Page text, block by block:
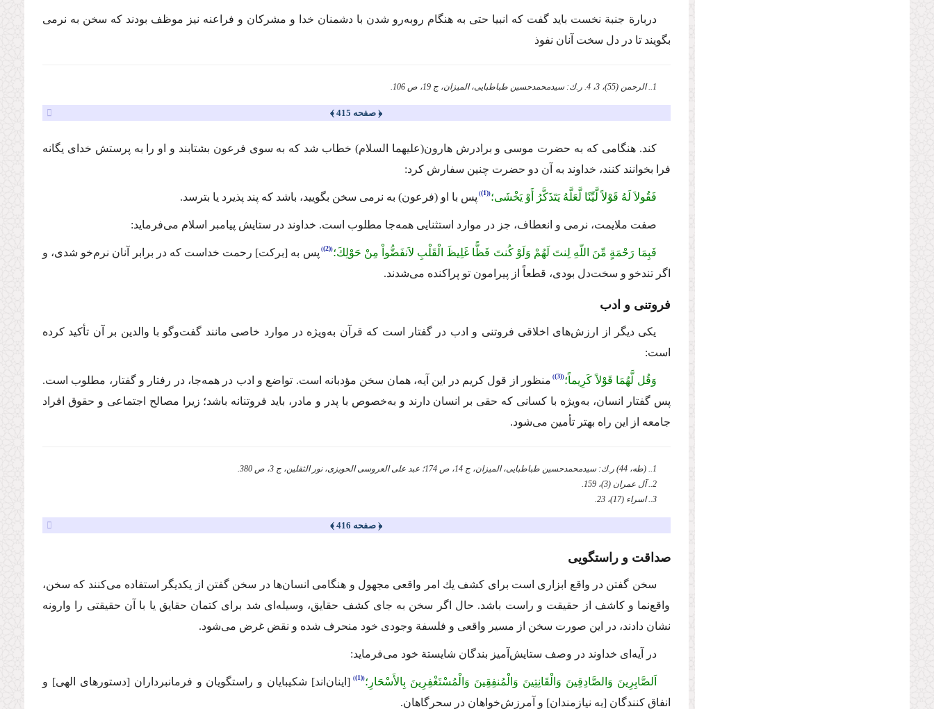
دربارة جنبة نخست باید گفت كه انبیا حتی به هنگام روبه‌رو شدن با دشمنان خدا و مشركان و فراعنه نیز موظف بودند كه سخن به نرمی
بگویند تا در دل سخت آنان نفوذ
1.. الرحمن (55)، 3، 4. ر.ك: سیدمحمدحسین طباطبایی، المیزان، ج 19، ص 106.
﴿ صفحه 415 ﴾
كند. هنگامی كه به حضرت موسی و برادرش هارون(علیهما السلام) خطاب شد كه به سوی فرعون بشتابند و او را به پرستش خدای یگانه
فرا بخوانند كنند، خداوند به آن دو حضرت چنین سفارش كرد:
فَقُولاَ لَهُ قَوْلاً لَّیِّنًا لَّعَلَّهُ یَتَذَكَّرُ أَوْ یَخْشَى؛ (1) پس با او (فرعون) به نرمی سخن بگویید، باشد كه پند پذیرد یا بترسد.
صفت ملایمت، نرمی و انعطاف، جز در موارد استثنایی همه‌جا مطلوب است. خداوند در ستایش پیامبر اسلام می‌فرماید:
فَبِمَا رَحْمَةٍ مِّنَ اللّهِ لِنتَ لَهُمْ وَلَوْ كُنتَ فَظًّا غَلِیظَ الْقَلْبِ لاَنفَضُّواْ مِنْ حَوْلِكَ؛ (2)
پس به [برکت] رحمت خداست كه در برابر آنان نرم‌خو شدی، و
اگر تندخو و سخت‌دل بودی، قطعاً از پیرامون تو پراكنده می‌شدند.
فروتنی و ادب
یكی دیگر از ارزش‌های اخلاقی فروتنی و ادب در گفتار است كه قرآن به‌ویژه در موارد خاصی مانند گفت‌وگو با والدین بر آن تأكید كرده
است:
وَقُل لَّهُمَا قَوْلاً كَرِیماً؛ (3)
منظور از قول كریم در این آیه، همان سخن مؤدبانه است. تواضع و ادب در همه‌جا، در رفتار و گفتار، مطلوب است.
پس گفتار انسان، به‌ویژه با كسانی كه حقی بر انسان دارند و به‌خصوص با پدر و مادر، باید فروتنانه باشد؛ زیرا مصالح اجتماعی و حقوق افراد
جامعه از این راه بهتر تأمین می‌شود.
1.. (طه، 44) ر.ك: سیدمحمدحسین طباطبایی، المیزان، ج 14، ص 174؛ عبد علی العروسی الحویزی، نور الثقلین، ج 3، ص 380.
2.. آل عمران (3)، 159.
3.. اسراء (17)، 23.
﴿ صفحه 416 ﴾
صداقت و راستگویی
سخن گفتن در واقع ابزاری است برای كشف یك امر واقعی مجهول و هنگامی انسان‌ها در سخن گفتن از یكدیگر استفاده می‌كنند كه سخن،
واقع‌نما و كاشف از حقیقت و راست باشد. حال اگر سخن به جای كشف حقایق، وسیله‌ای شد برای كتمان حقایق یا با آن حقیقتی را وارونه
نشان دادند، در این صورت سخن از مسیر واقعی و فلسفة وجودی خود منحرف شده و نقض غرض می‌شود.
در آیه‌ای خداوند در وصف ستایش‌آمیز بندگان شایستة خود می‌فرماید:
اَلصَّابِرِینَ وَالصَّادِقِینَ وَالْقَانِتِینَ وَالْمُنفِقِینَ وَالْمُسْتَغْفِرِینَ بِالأَسْحَارِ؛ (1)
[اینان‌اند] شکیبایان و راستگویان و فرمانبرداران [دستورهای الهی] و
انفاق كنندگان [به نیازمندان] و آمرزش‌خواهان در سحرگاهان.